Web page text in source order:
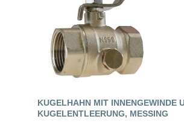
KUGELHAHN MIT INNENGEWINDE
KUGELENTLEERUNG, MESSING